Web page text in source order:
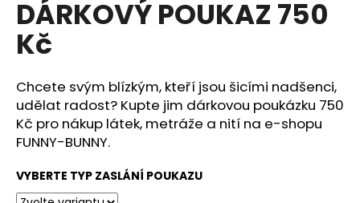
DÁRKOVÝ POUKAZ 750
Kč
Chcete svým blízkým, kteří jsou šicími nadšenci,
udělat radost? Kupte jim dárkovou poukázku 750
Kč pro nákup látek, metráže a nití na e-shopu
FUNNY-BUNNY.
VYBERTE TYP ZASLÁNÍ POUKAZU
a
j
í
t
?